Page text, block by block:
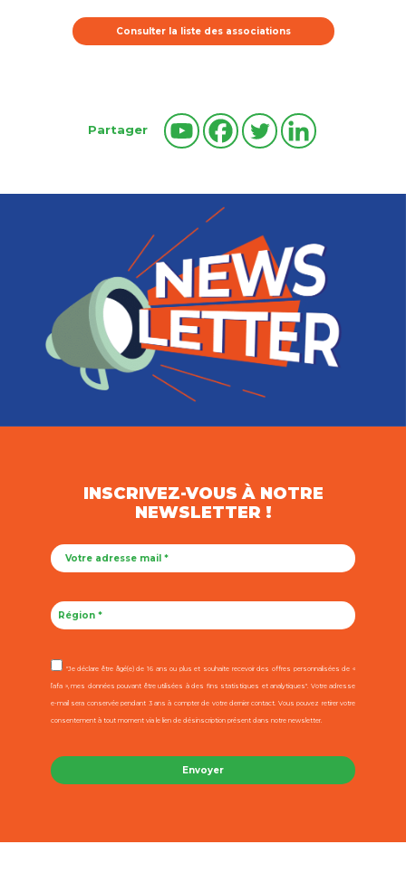
Consulter la liste des associations
Partager
INSCRIVEZ-VOUS À NOTRE
NEWSLETTER !
"Je déclare être âgé(e) de 16 ans ou plus et souhaite recevoir des offres personnalisées de «
l’afa », mes données pouvant être utilisées à des fins statistiques et analytiques". Votre adresse
e-mail sera conservée pendant 3 ans à compter de votre dernier contact. Vous pouvez retirer votre
consentement à tout moment via le lien de désinscription présent dans notre newsletter.